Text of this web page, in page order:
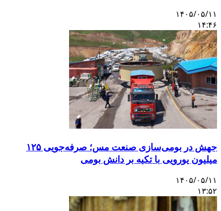
۱۴۰۵/۰۵/۱۱
۱۴:۴۶
جهش در بومی‌سازی صنعت مس؛ صرفه‌جویی ۱۲۵
میلیون یورویی با تکیه بر دانش بومی
۱۴۰۵/۰۵/۱۱
۱۳:۵۲